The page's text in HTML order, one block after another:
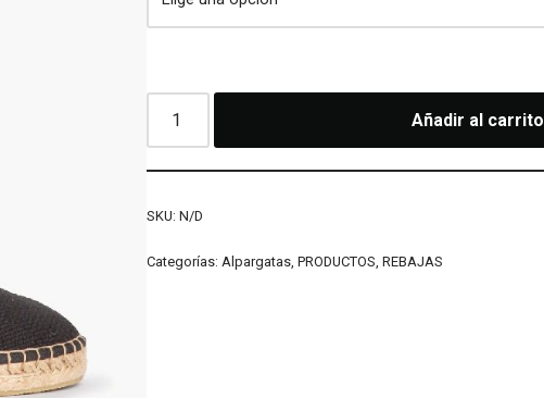
Añadir al carrito
SKU:N/D
Categorías:Alpargatas,PRODUCTOS,REBAJAS